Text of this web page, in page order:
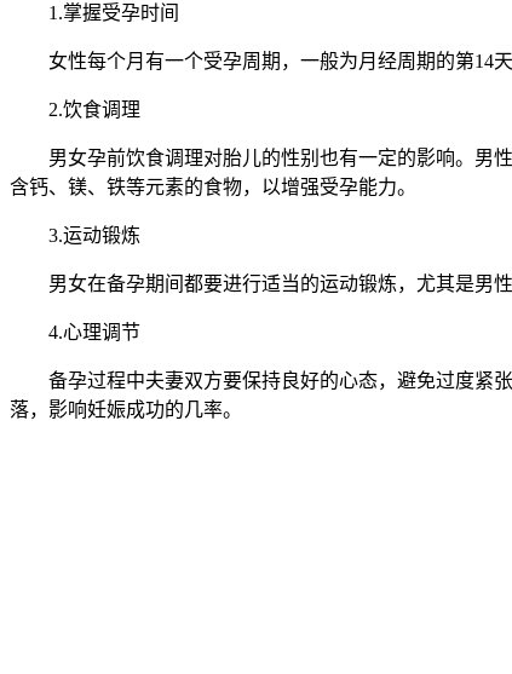
1.掌握受孕时间
女性每个月有一个受孕周期，一般为月经周期的第14天
2.饮食调理
男女孕前饮食调理对胎儿的性别也有一定的影响。男性
含钙、镁、铁等元素的食物，以增强受孕能力。
3.运动锻炼
男女在备孕期间都要进行适当的运动锻炼，尤其是男性
4.心理调节
备孕过程中夫妻双方要保持良好的心态，避免过度紧张
落，影响妊娠成功的几率。